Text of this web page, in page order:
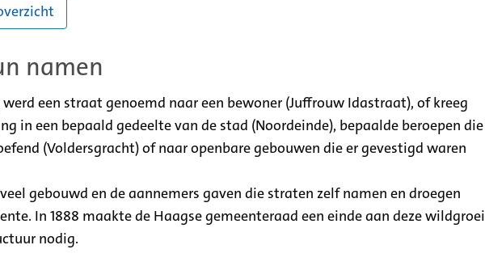
namen
werd een straat genoemd naar een bewoner (Juffrouw Idastraat), of kreeg
in een bepaald gedeelte van de stad (Noordeinde), bepaalde beroepen die
(Voldersgracht) of naar openbare gebouwen die er gevestigd waren
gebouwd en de aannemers gaven die straten zelf namen en droegen
In 1888 maakte de Haagse gemeenteraad een einde aan deze wildgroei
nodig.